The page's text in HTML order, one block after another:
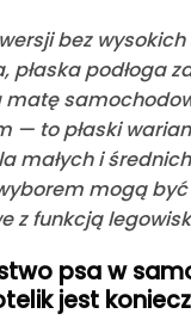
bez
płaska podłoga
— to płaski
małych i
mogą
z funkcją
psa w
jest